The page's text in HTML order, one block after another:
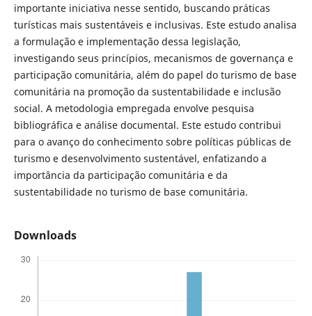
importante iniciativa nesse sentido, buscando práticas
turísticas mais sustentáveis e inclusivas. Este estudo analisa
a formulação e implementação dessa legislação,
investigando seus princípios, mecanismos de governança e
participação comunitária, além do papel do turismo de base
comunitária na promoção da sustentabilidade e inclusão
social. A metodologia empregada envolve pesquisa
bibliográfica e análise documental. Este estudo contribui
para o avanço do conhecimento sobre políticas públicas de
turismo e desenvolvimento sustentável, enfatizando a
importância da participação comunitária e da
sustentabilidade no turismo de base comunitária.
Downloads